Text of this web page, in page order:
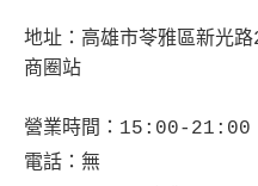
地址： 高雄市苓雅區新光
商圈站
營業時間：15:00-21:00
電話：無